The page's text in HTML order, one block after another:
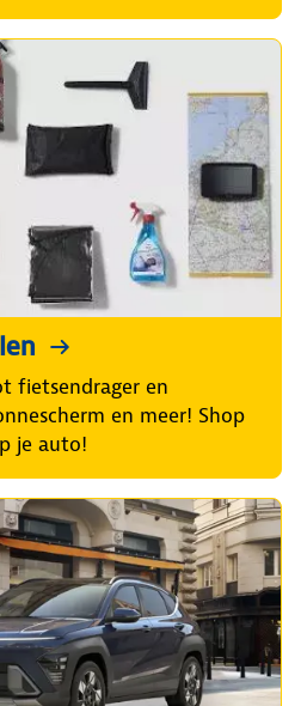
fietsendrager en
en meer! Shop
je auto!